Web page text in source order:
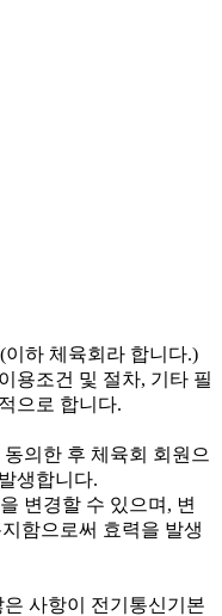
하 체육회라 합니다.)
용조건 및 절차, 기타 필
으로 합니다.
의한 후 체육회 회원으
생합니다.
변경할 수 있으며, 변
함으로써 효력을 발생
사항이 전기통신기본